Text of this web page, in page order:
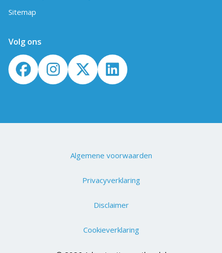
Sitemap
Volg ons
Algemene voorwaarden
Privacyverklaring
Disclaimer
Cookieverklaring